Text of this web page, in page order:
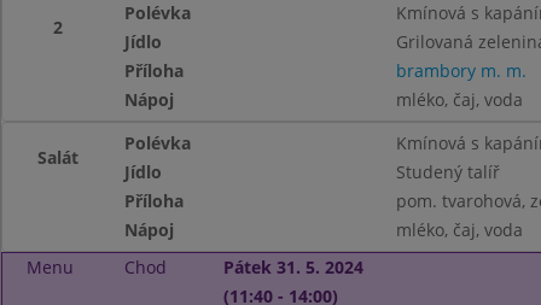
2
Polévka
Kmínová s
Jídlo
Grilovaná
Příloha
brambory m. m.
Nápoj
mléko, čaj, voda
Salát
Polévka
Kmínová s
Jídlo
Studený talíř
Příloha
pom. tvarohová,
Nápoj
mléko, čaj, voda
Menu
Chod
Pátek 31. 5. 2024
(11:40 - 14:00)